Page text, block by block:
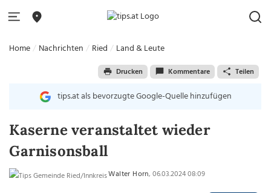
Home Nachrichten Ried Land & Leute
Drucken Kommentare Teilen
tips.at als bevorzugte Google-Quelle hinzufügen
Kaserne veranstaltet wieder
Garnisonsball
Walter Horn, 06.03.2024 08:09